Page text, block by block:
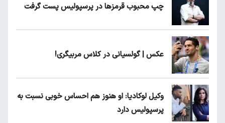
چپ محبوب قرمزها در پرسپولیس پست گرفت
عکس | گولسیانی در کلاس مربیگری!
وکیل لوکادیا: او هنوز هم احساس خوبی نسبت به
پرسپولیس دارد